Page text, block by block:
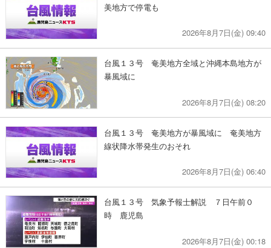
美地方で停電も
2026年8月7日(金) 09:40
台風１３号 奄美地方全域と沖縄本島地方が
暴風域に
2026年8月7日(金) 08:20
台風１３号 奄美地方が暴風域に 奄美地方
線状降水帯発生のおそれ
2026年8月7日(金) 06:40
台風１３号 気象予報士解説 ７日午前０
時 鹿児島
2026年8月7日(金) 00:18